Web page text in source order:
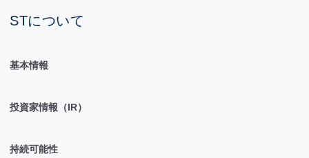
STについて
基本情報
投資家情報（IR）
持続可能性